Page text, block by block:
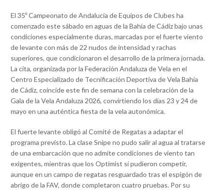
El 35º Campeonato de Andalucía de Equipos de Clubes ha
comenzado este sábado en aguas de la Bahía de Cádiz bajo unas
condiciones especialmente duras, marcadas por el fuerte viento
de levante con más de 22 nudos de intensidad y rachas
superiores, que condicionaron el desarrollo de la primera jornada.
La cita, organizada por la Federación Andaluza de Vela en el
Centro Especializado de Tecnificación Deportiva de Vela Bahía
de Cádiz, coincide este fin de semana con la celebración de la
Gala de la Vela Andaluza 2026, convirtiendo los días 23 y 24 de
mayo en una auténtica fiesta de la vela autonómica.
El fuerte levante obligó al Comité de Regatas a adaptar el
programa previsto. La clase Snipe no pudo salir al agua al tratarse
de una embarcación que no admite condiciones de viento tan
exigentes, mientras que los Optimist sí pudieron competir,
aunque en un campo de regatas resguardado tras el espigón de
abrigo de la FAV, donde completaron cuatro pruebas. Por su